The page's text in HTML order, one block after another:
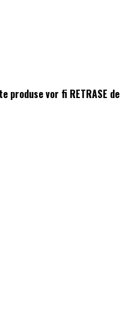
produse vor fi RETRASE de